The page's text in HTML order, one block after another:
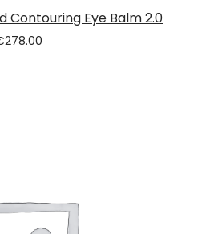
Contouring Eye Balm 2.0
278.00